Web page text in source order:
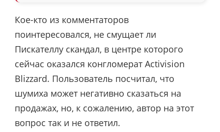
Кое-кто из комментаторов
поинтересовался, не смущает ли
Пискателлу скандал, в центре которого
сейчас оказался конгломерат Activision
Blizzard. Пользователь посчитал, что
шумиха может негативно сказаться на
продажах, но, к сожалению, автор на этот
вопрос так и не ответил.